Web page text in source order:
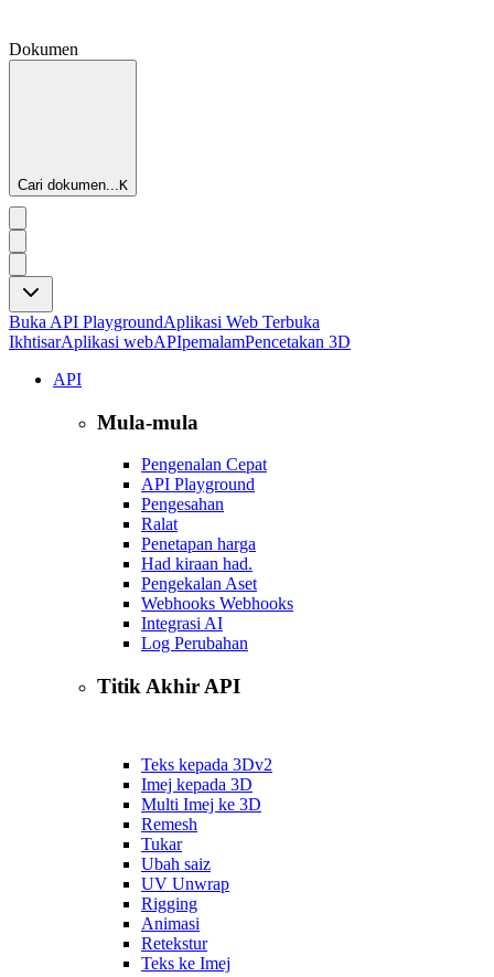
Dokumen
Cari dokumen...K
Buka API PlaygroundAplikasi Web Terbuka
IkhtisarAplikasi webAPIpemalamPencetakan 3D
API
Mula-mula
Pengenalan Cepat
API Playground
Pengesahan
Ralat
Penetapan harga
Had kiraan had.
Pengekalan Aset
Webhooks Webhooks
Integrasi AI
Log Perubahan
Titik Akhir API
Teks kepada 3Dv2
Imej kepada 3D
Multi Imej ke 3D
Remesh
Tukar
Ubah saiz
UV Unwrap
Rigging
Animasi
Retekstur
Teks ke Imej